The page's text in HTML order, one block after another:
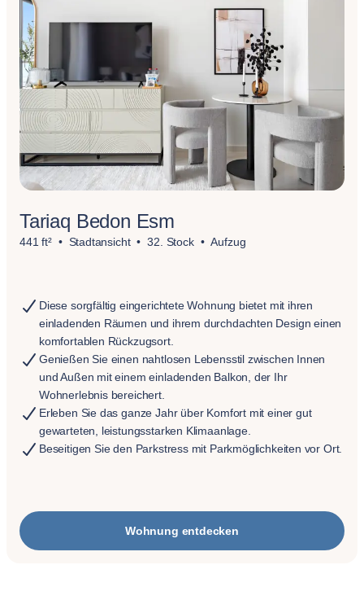
Tariaq Bedon Esm
441 ft² Stadtansicht 32. Stock Aufzug
Diese sorgfältig eingerichtete Wohnung bietet mit ihren
einladenden Räumen und ihrem durchdachten Design einen
komfortablen Rückzugsort.
Genießen Sie einen nahtlosen Lebensstil zwischen Innen
und Außen mit einem einladenden Balkon, der Ihr
Wohnerlebnis bereichert.
Erleben Sie das ganze Jahr über Komfort mit einer gut
gewarteten, leistungsstarken Klimaanlage.
Beseitigen Sie den Parkstress mit Parkmöglichkeiten vor Ort.
Wohnung entdecken